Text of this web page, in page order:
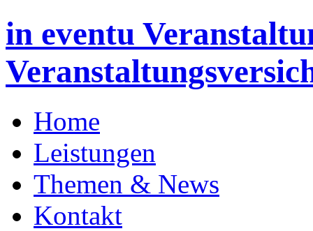
in eventu
Home
Leistungen
Themen & News
Kontakt